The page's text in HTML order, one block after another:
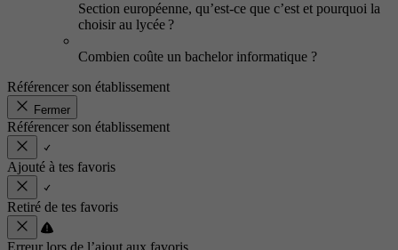
Section européenne, qu’est-ce que c’est et pourquoi la
choisir au lycée ?
Combien coûte un bachelor informatique ?
Référencer son établissement
Fermer
Référencer son établissement
Ajouté à tes favoris
Retiré de tes favoris
Erreur lors de l’ajout aux favoris